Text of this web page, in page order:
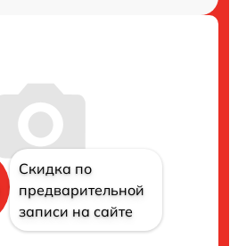
Скидка по
предварительной
записи на сайте